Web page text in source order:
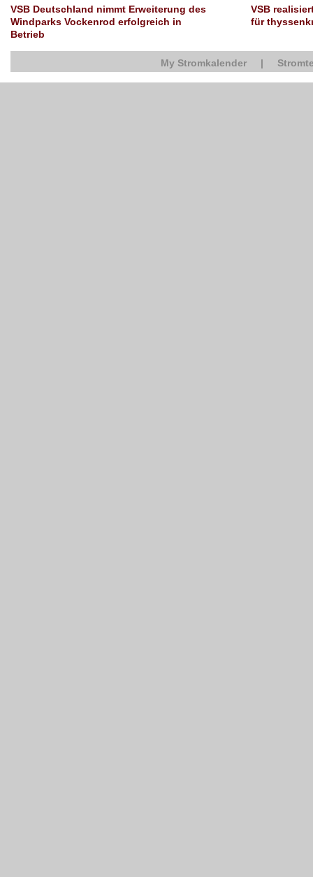
VSB Deutschland nimmt Erweiterung des
Windparks Vockenrod erfolgreich in
Betrieb
VSB
für
My Stromkalender |